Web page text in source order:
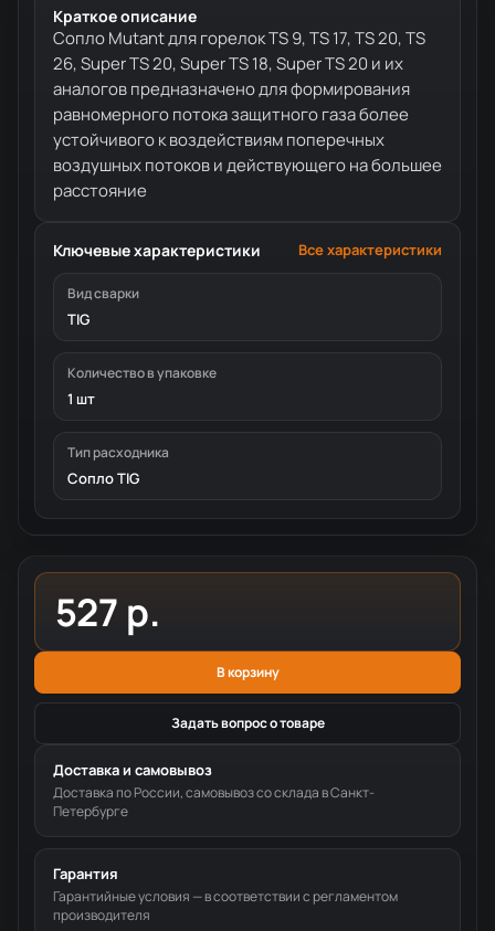
Краткое описание
Сопло Mutant для горелок TS 9, TS 17, TS 20, TS
26, Super TS 20, Super TS 18, Super TS 20 и их
аналогов предназначено для формирования
равномерного потока защитного газа более
устойчивого к воздействиям поперечных
воздушных потоков и действующего на большее
расстояние
Ключевые характеристики Все характеристики
Вид сварки
TIG
Количество в упаковке
1 шт
Тип расходника
Сопло TIG
527 р.
В корзину
Задать вопрос о товаре
Доставка и самовывоз
Доставка по России, самовывоз со склада в Санкт-
Петербурге
Гарантия
Гарантийные условия — в соответствии с регламентом
производителя